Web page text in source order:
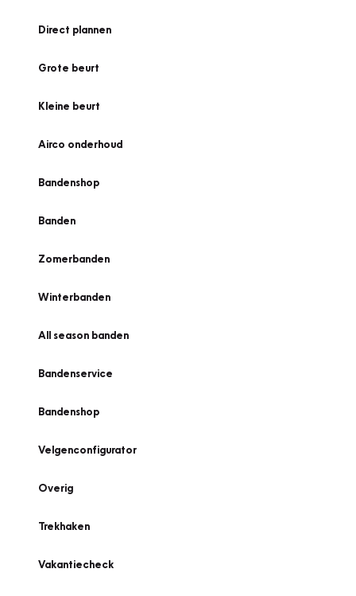
Direct plannen
Grote beurt
Kleine beurt
Airco onderhoud
Bandenshop
Banden
Zomerbanden
Winterbanden
All season banden
Bandenservice
Bandenshop
Velgenconfigurator
Overig
Trekhaken
Vakantiecheck